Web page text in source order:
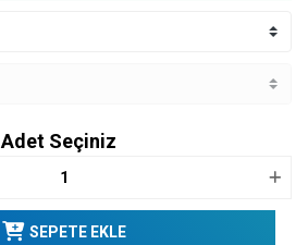
Adet Seçiniz
SEPETE EKLE